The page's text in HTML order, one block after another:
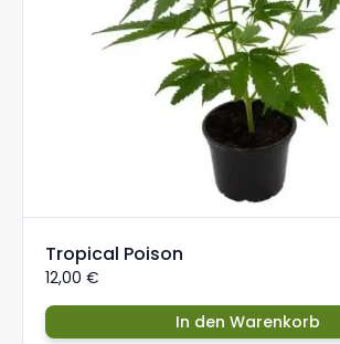
Tropical Poison
12,00 €
In den Warenkorb